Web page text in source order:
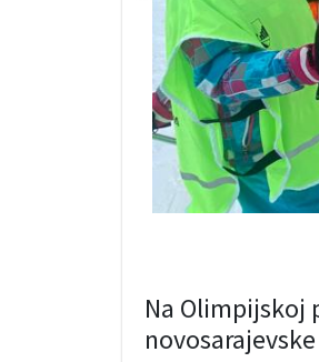
Na Olimpijskoj